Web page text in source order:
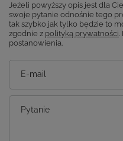
Jeżeli powyższy opis jest dla
swoje pytanie odnośnie tego
tak szybko jak tylko będzie to
zgodnie z polityką prywatności.
postanowienia.
E-mail
Pytanie